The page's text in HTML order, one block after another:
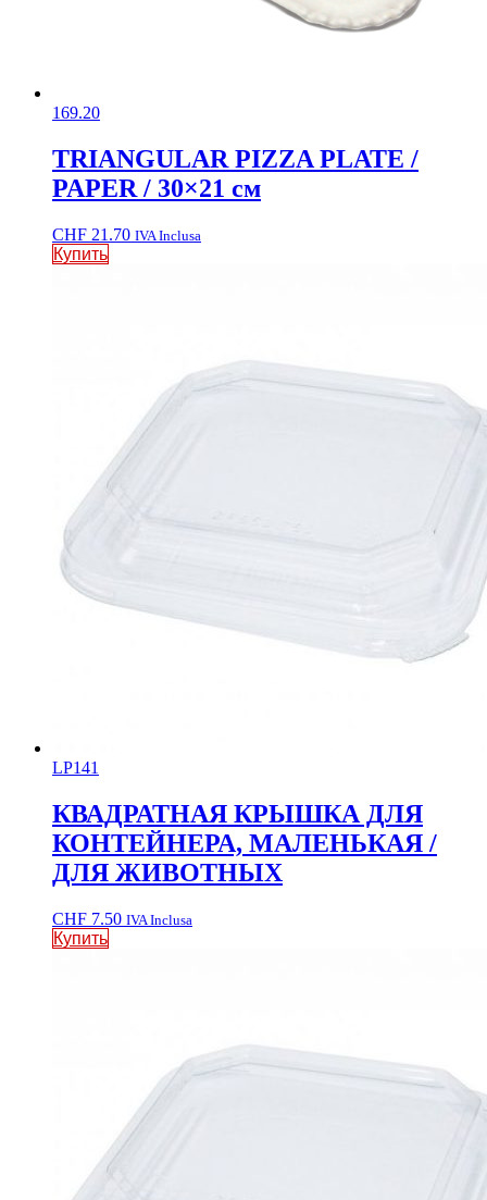
169.20
TRIANGULAR PIZZA PLATE /
PAPER / 30×21 см
CHF 21.70 IVA Inclusa
Купить
LP141
КВАДРАТНАЯ КРЫШКА ДЛЯ
КОНТЕЙНЕРА, МАЛЕНЬКАЯ /
ДЛЯ ЖИВОТНЫХ
CHF 7.50 IVA Inclusa
Купить